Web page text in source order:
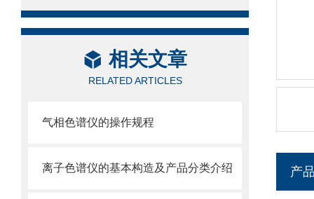
相关文章
RELATED ARTICLES
气相色谱仪的操作规程
离子色谱仪的基本构造及产品分类介绍 产